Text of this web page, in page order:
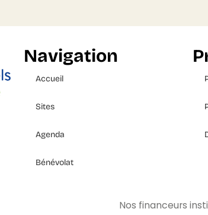
Navigation
Accueil
Sites
Agenda
Bénévolat
Nos financeurs